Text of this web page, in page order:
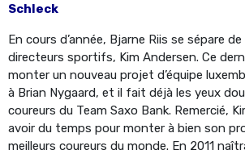
Schleck
En cours d’année, Bjarne Riis se sépare de
directeurs sportifs, Kim Andersen. Ce
monter un nouveau projet d’équipe
à Brian Nygaard, et il fait déjà les yeux
coureurs du Team Saxo Bank. Remercié,
avoir du temps pour monter à bien son
meilleurs coureurs du monde. En 2011